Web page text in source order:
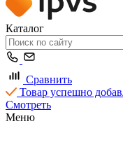
Каталог
Сравнить
Товар успешно
Смотреть
Меню